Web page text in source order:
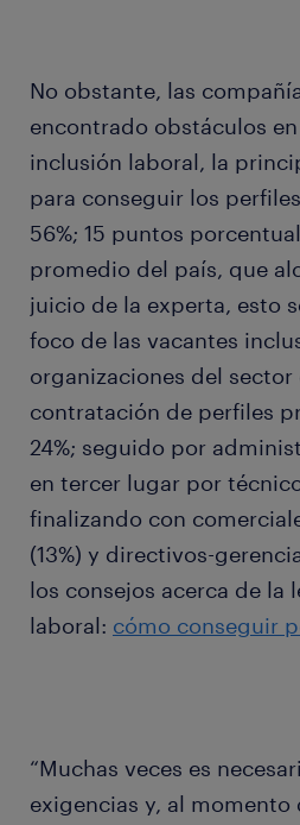
No obstante, las
encontrado obstáculos
inclusión laboral, la
para conseguir los
56%; 15 puntos
promedio del país, que
juicio de la experta, esto
foco de las vacantes
organizaciones del sector
contratación de perfiles
24%; seguido por
en tercer lugar por
finalizando con
(13%) y directivos-
los consejos acerca de la
laboral: cómo conseguir
“Muchas veces es
exigencias y, al momento